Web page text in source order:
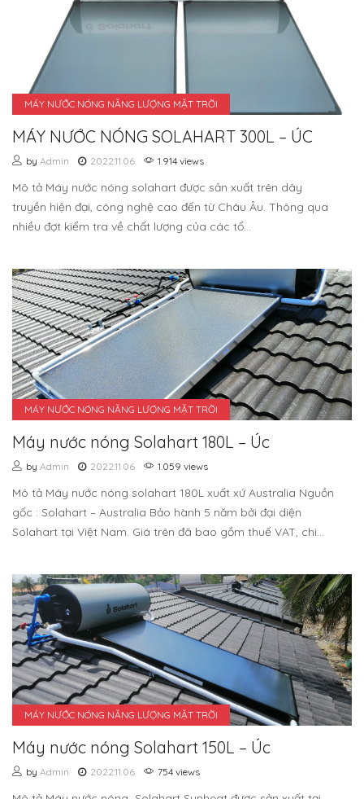
MÁY NƯỚC NÓNG NĂNG LƯỢNG MẶT TRỜI
MÁY NƯỚC NÓNG SOLAHART 300L – ÚC
by Admin 2022.11.06 1.914 views
Mô tả Máy nước nóng solahart được sản xuất trên dây
truyền hiện đại, công nghệ cao đến từ Châu Âu. Thông qua
nhiều đợt kiểm tra về chất lượng của các tổ...
MÁY NƯỚC NÓNG NĂNG LƯỢNG MẶT TRỜI
Máy nước nóng Solahart 180L – Úc
by Admin 2022.11.06 1.059 views
Mô tả Máy nước nóng solahart 180L xuất xứ Australia Nguồn
gốc : Solahart – Australia Bảo hành 5 năm bởi đại diện
Solahart tại Việt Nam. Giá trên đã bao gồm thuế VAT, chi...
MÁY NƯỚC NÓNG NĂNG LƯỢNG MẶT TRỜI
Máy nước nóng Solahart 150L – Úc
by Admin 2022.11.06 754 views